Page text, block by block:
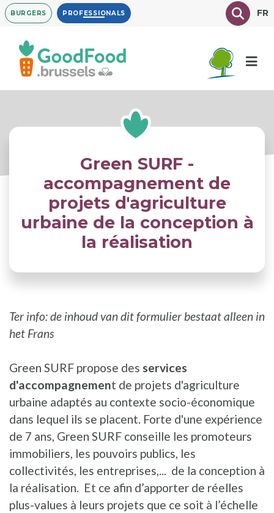
Overslaan
en
inhoud
gaan
BURGERS PROFESSIONALS TexteFR
Green SURF -
accompagnement de
projets d'agriculture
urbaine de la conception à
la réalisation
Ter info: de inhoud van dit formulier bestaat alleen in
het Frans
Green SURF propose des services
d'accompagnement de projets d'agriculture
urbaine adaptés au contexte socio-économique
dans lequel ils se placent. Forte d'une expérience
de 7 ans, Green SURF conseille les promoteurs
immobiliers, les pouvoirs publics, les
collectivités, les entreprises,... de la conception à
la réalisation. Et ce afin d’apporter de réelles
plus-values à leurs projets que ce soit à l’échelle